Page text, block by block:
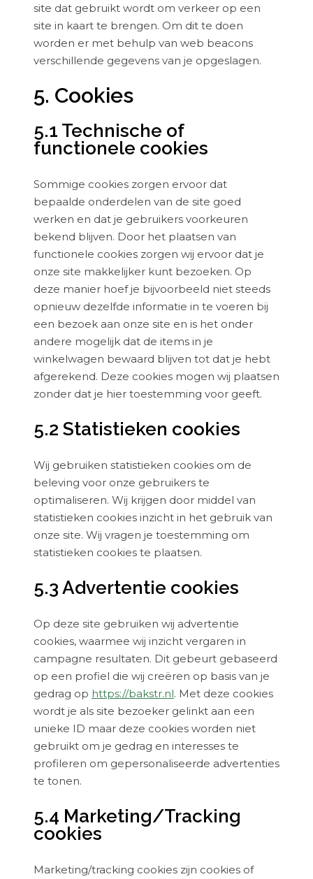
site dat gebruikt wordt om verkeer op een
site in kaart te brengen. Om dit te doen
worden er met behulp van web beacons
verschillende gegevens van je opgeslagen.
5. Cookies
5.1 Technische of
functionele cookies
Sommige cookies zorgen ervoor dat
bepaalde onderdelen van de site goed
werken en dat je gebruikers voorkeuren
bekend blijven. Door het plaatsen van
functionele cookies zorgen wij ervoor dat je
onze site makkelijker kunt bezoeken. Op
deze manier hoef je bijvoorbeeld niet steeds
opnieuw dezelfde informatie in te voeren bij
een bezoek aan onze site en is het onder
andere mogelijk dat de items in je
winkelwagen bewaard blijven tot dat je hebt
afgerekend. Deze cookies mogen wij plaatsen
zonder dat je hier toestemming voor geeft.
5.2 Statistieken cookies
Wij gebruiken statistieken cookies om de
beleving voor onze gebruikers te
optimaliseren. Wij krijgen door middel van
statistieken cookies inzicht in het gebruik van
onze site. Wij vragen je toestemming om
statistieken cookies te plaatsen.
5.3 Advertentie cookies
Op deze site gebruiken wij advertentie
cookies, waarmee wij inzicht vergaren in
campagne resultaten. Dit gebeurt gebaseerd
op een profiel die wij creëren op basis van je
gedrag op https://bakstr.nl. Met deze cookies
wordt je als site bezoeker gelinkt aan een
unieke ID maar deze cookies worden niet
gebruikt om je gedrag en interesses te
profileren om gepersonaliseerde advertenties
te tonen.
5.4 Marketing/Tracking
cookies
Marketing/tracking cookies zijn cookies of